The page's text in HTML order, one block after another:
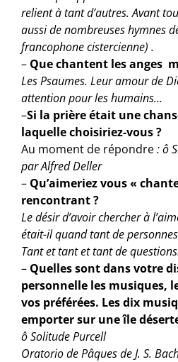
relient à tant d’autres. Avant
aussi de nombreuses hymnes
francophone cistercienne) .
– Que chantent les anges
Les Psaumes. Leur amour de
attention pour les humains…
–Si la prière était une
laquelle choisiriez-vous ?
Au moment de répondre: ô
par Alfred Deller
– Qu’aimeriez vous «
rencontrant ?
Le désir d’avoir chercher à
était-il quand tant de
Tant et tant et tant de
– Quelles sont dans votre
personnelle les musiques,
vos préférées. Les dix
emporter sur une île
ô Solitude Purcell
Oratorio de Pâques de J. S.